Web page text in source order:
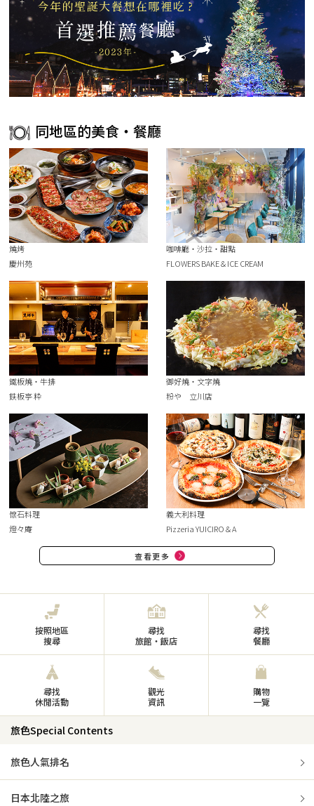
同地區的美食・餐廳
燒烤
慶州苑
咖啡廳・沙拉・甜點
FLOWERS BAKE＆ICE CREAM
鐵板燒・牛排
鉄板亭 粋
御好燒・文字燒
粉や 立川店
懷石料理
燈々庵
義大利料理
Pizzeria YUICIRO＆A
查看更多
按照地區
搜尋
尋找
旅館・飯店
尋找
餐廳
尋找
休閒活動
觀光
資訊
購物
一覽
旅色Special Contents
旅色人氣排名
日本北陸之旅